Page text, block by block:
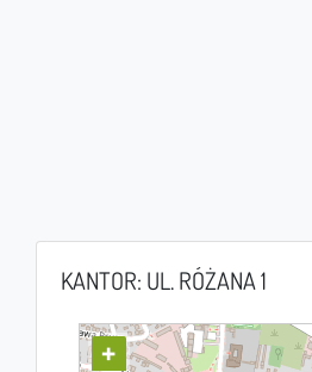
KANTOR: UL. RÓŻANA 1
+